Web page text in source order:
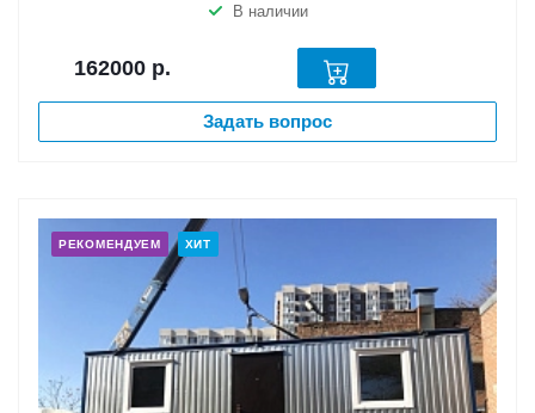
В наличии
162000 р.
Задать вопрос
РЕКОМЕНДУЕМ ХИТ